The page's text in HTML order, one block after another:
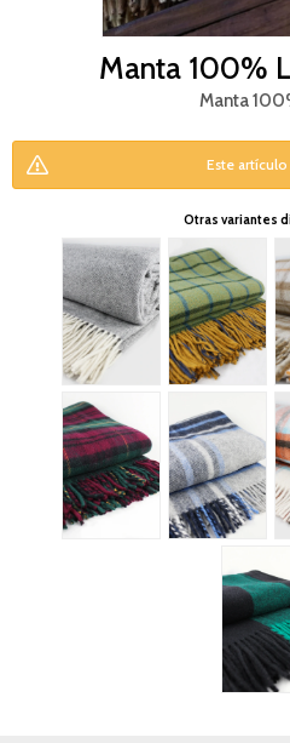
Manta 100%
Manta
Este
Otras variantes